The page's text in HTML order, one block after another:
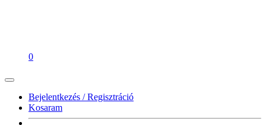
0
Bejelentkezés / Regisztráció
Kosaram